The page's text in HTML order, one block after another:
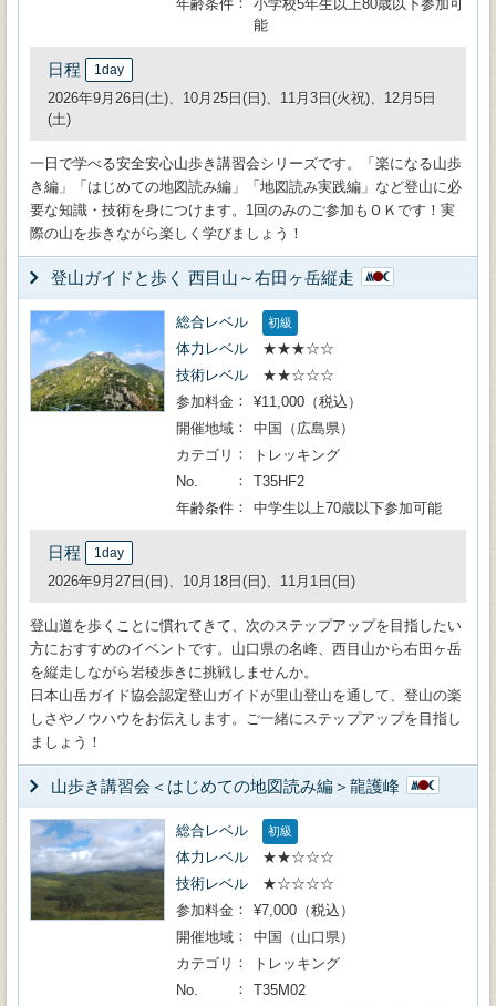
年齢条件
小学校5年生以上80歳以下参加可
能
日程 1day
2026年9月26日(土)、10月25日(日)、11月3日(火祝)、12月5日
(土)
一日で学べる安全安心山歩き講習会シリーズです。「楽になる山歩
き編」「はじめての地図読み編」「地図読み実践編」など登山に必
要な知識・技術を身につけます。1回のみのご参加もＯＫです！実
際の山を歩きながら楽しく学びましょう！
登山ガイドと歩く 西目山～右田ヶ岳縦走
総合レベル 初級
体力レベル
★★★☆☆
技術レベル
★★☆☆☆
参加料金
¥11,000（税込）
開催地域
中国（広島県）
カテゴリ
トレッキング
No.
T35HF2
年齢条件
中学生以上70歳以下参加可能
日程 1day
2026年9月27日(日)、10月18日(日)、11月1日(日)
登山道を歩くことに慣れてきて、次のステップアップを目指したい
方におすすめのイベントです。山口県の名峰、西目山から右田ヶ岳
を縦走しながら岩稜歩きに挑戦しませんか。
日本山岳ガイド協会認定登山ガイドが里山登山を通して、登山の楽
しさやノウハウをお伝えします。ご一緒にステップアップを目指し
ましょう！
山歩き講習会＜はじめての地図読み編＞龍護峰
総合レベル 初級
体力レベル
★★☆☆☆
技術レベル
★☆☆☆☆
参加料金
¥7,000（税込）
開催地域
中国（山口県）
カテゴリ
トレッキング
No.
T35M02